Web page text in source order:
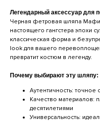
Легендарный аксессуар для
Черная фетровая шляпа
настоящего гангстера эпохи
классическая форма и
look для вашего
превратит костюм в легенду.
Почему выбирают эту шляпу:
Аутентичность: точное
Качество материалов:
десятилетиями
Универсальность: